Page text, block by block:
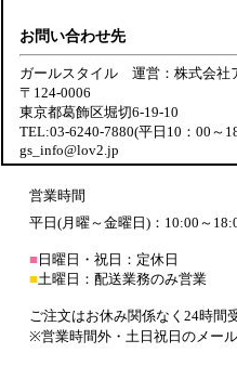
お問い合わせ先
ガールスタイル 運営：株式会社
〒124-0006
東京都葛飾区堀切6-19-10
TEL:03-6240-7880(平日10：00～
gs_info@lov2.jp
営業時間
平日(月曜～金曜日)：10:00～
■ 日曜日・祝日：定休日
■土曜日：配送業務のみ営業
ご注文はお休み関係なく24時間
※営業時間外・土日祝日のメー